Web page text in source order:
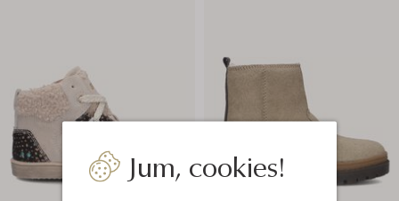
Jum, cookies!